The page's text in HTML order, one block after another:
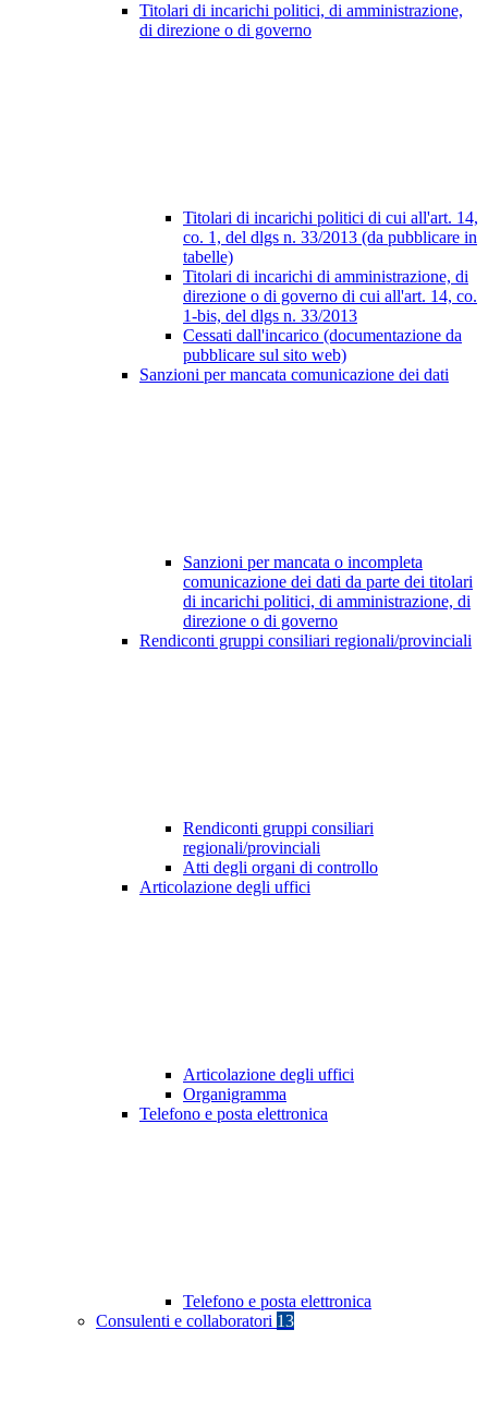
Titolari di incarichi politici, di amministrazione,
di direzione o di governo
Titolari di incarichi politici di cui all'art. 14,
co. 1, del dlgs n. 33/2013 (da pubblicare in
tabelle)
Titolari di incarichi di amministrazione, di
direzione o di governo di cui all'art. 14, co.
1-bis, del dlgs n. 33/2013
Cessati dall'incarico (documentazione da
pubblicare sul sito web)
Sanzioni per mancata comunicazione dei dati
Sanzioni per mancata o incompleta
comunicazione dei dati da parte dei titolari
di incarichi politici, di amministrazione, di
direzione o di governo
Rendiconti gruppi consiliari regionali/provinciali
Rendiconti gruppi consiliari
regionali/provinciali
Atti degli organi di controllo
Articolazione degli uffici
Articolazione degli uffici
Organigramma
Telefono e posta elettronica
Telefono e posta elettronica
Consulenti e collaboratori 13